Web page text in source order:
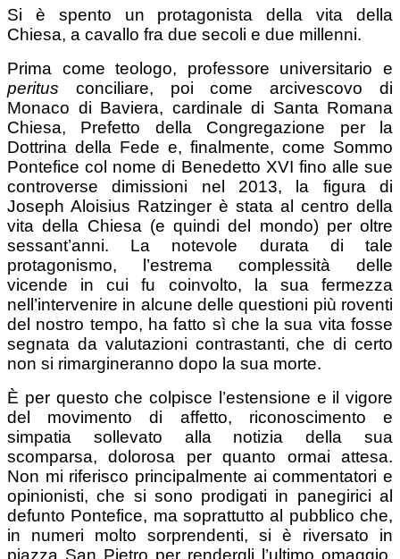
Si è spento un protagonista della vita della
Chiesa, a cavallo fra due secoli e due millenni.
Prima come teologo, professore universitario e
peritus conciliare, poi come arcivescovo di
Monaco di Baviera, cardinale di Santa Romana
Chiesa, Prefetto della Congregazione per la
Dottrina della Fede e, finalmente, come Sommo
Pontefice col nome di Benedetto XVI fino alle sue
controverse dimissioni nel 2013, la figura di
Joseph Aloisius Ratzinger è stata al centro della
vita della Chiesa (e quindi del mondo) per oltre
sessant’anni. La notevole durata di tale
protagonismo, l’estrema complessità delle
vicende in cui fu coinvolto, la sua fermezza
nell’intervenire in alcune delle questioni più roventi
del nostro tempo, ha fatto sì che la sua vita fosse
segnata da valutazioni contrastanti, che di certo
non si rimargineranno dopo la sua morte.
È per questo che colpisce l’estensione e il vigore
del movimento di affetto, riconoscimento e
simpatia sollevato alla notizia della sua
scomparsa, dolorosa per quanto ormai attesa.
Non mi riferisco principalmente ai commentatori e
opinionisti, che si sono prodigati in panegirici al
defunto Pontefice, ma soprattutto al pubblico che,
in numeri molto sorprendenti, si è riversato in
piazza San Pietro per rendergli l’ultimo omaggio.